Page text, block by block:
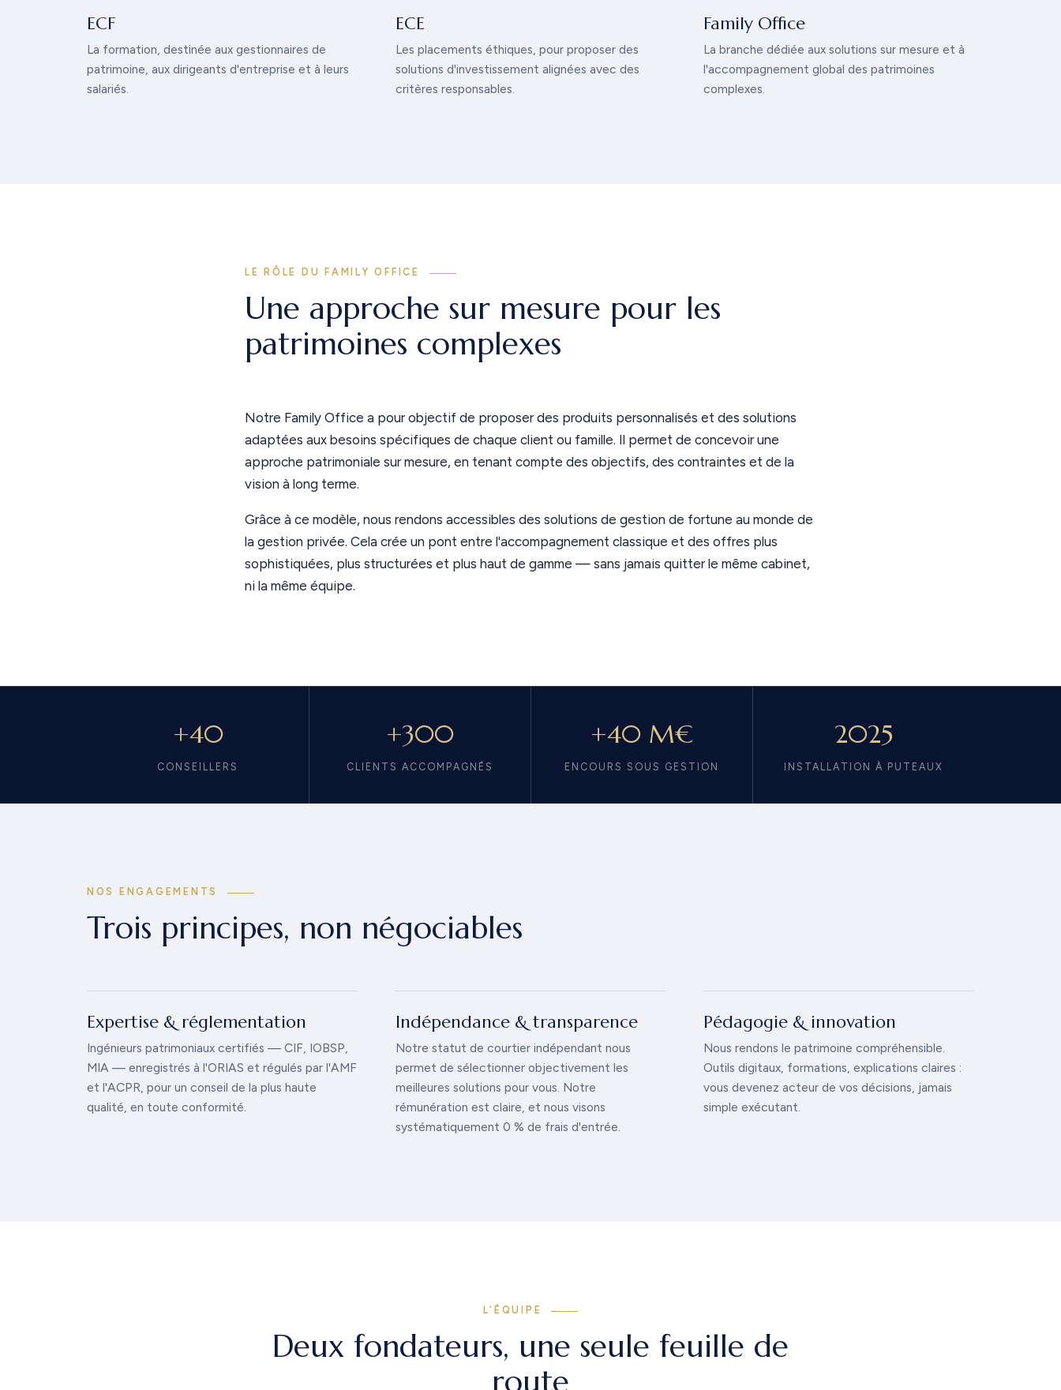
ECF
La formation, destinée aux gestionnaires de
patrimoine, aux dirigeants d'entreprise et à leurs
salariés.
ECE
Les placements éthiques, pour proposer des
solutions d'investissement alignées avec des
critères responsables.
Family Office
La branche dédiée aux solutions sur mesure et à
l'accompagnement global des patrimoines
complexes.
LE RÔLE DU FAMILY OFFICE
Une approche sur mesure pour les
patrimoines complexes
Notre Family Office a pour objectif de proposer des produits personnalisés et des solutions
adaptées aux besoins spécifiques de chaque client ou famille. Il permet de concevoir une
approche patrimoniale sur mesure, en tenant compte des objectifs, des contraintes et de la
vision à long terme.
Grâce à ce modèle, nous rendons accessibles des solutions de gestion de fortune au monde de
la gestion privée. Cela crée un pont entre l'accompagnement classique et des offres plus
sophistiquées, plus structurées et plus haut de gamme — sans jamais quitter le même cabinet,
ni la même équipe.
+40
CONSEILLERS
+300
CLIENTS ACCOMPAGNÉS
+40 M€
ENCOURS SOUS GESTION
2025
INSTALLATION À PUTEAUX
NOS ENGAGEMENTS
Trois principes, non négociables
Expertise & réglementation
Ingénieurs patrimoniaux certifiés — CIF, IOBSP,
MIA — enregistrés à l'ORIAS et régulés par l'AMF
et l'ACPR, pour un conseil de la plus haute
qualité, en toute conformité.
Indépendance & transparence
Notre statut de courtier indépendant nous
permet de sélectionner objectivement les
meilleures solutions pour vous. Notre
rémunération est claire, et nous visons
systématiquement 0 % de frais d'entrée.
Pédagogie & innovation
Nous rendons le patrimoine compréhensible.
Outils digitaux, formations, explications claires :
vous devenez acteur de vos décisions, jamais
simple exécutant.
L'ÉQUIPE
Deux fondateurs, une seule feuille de